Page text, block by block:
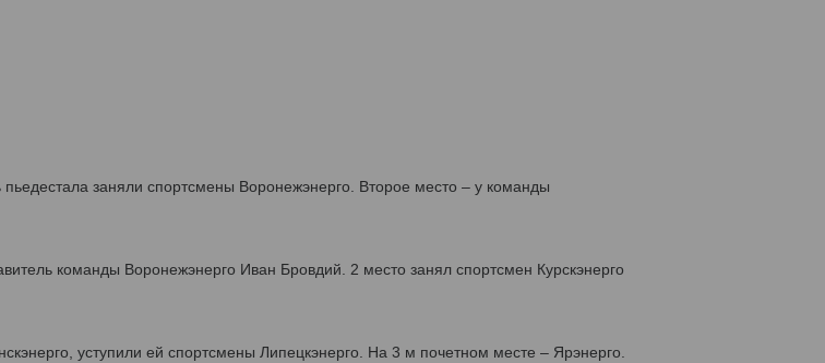
заняли спортсмены Воронежэнерго. Второе место – у команды
команды Воронежэнерго Иван Бровдий. 2 место занял спортсмен Курскэнерго
уступили ей спортсмены Липецкэнерго. На 3 м почетном месте – Ярэнерго.